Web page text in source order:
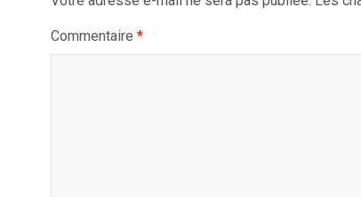
Commentaire *